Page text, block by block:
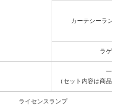
カーテシーラン
ラゲ
一
（セット内容は商品
ライセンスランプ